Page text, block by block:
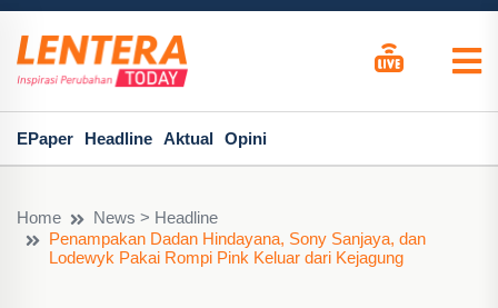
EPaper Headline Aktual Opini
Home
News > Headline
Penampakan Dadan Hindayana, Sony Sanjaya, dan
Lodewyk Pakai Rompi Pink Keluar dari Kejagung